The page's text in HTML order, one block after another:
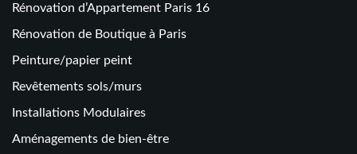
Rénovation d’Appartement Paris 16
Rénovation de Boutique à Paris
Peinture/papier peint
Revêtements sols/murs
Installations Modulaires
Aménagements de bien-être